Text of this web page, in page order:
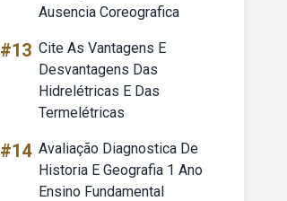
Ausencia Coreografica
#13 Cite As Vantagens E
Desvantagens Das
Hidrelétricas E Das
Termelétricas
#14 Avaliação Diagnostica De
Historia E Geografia 1 Ano
Ensino Fundamental